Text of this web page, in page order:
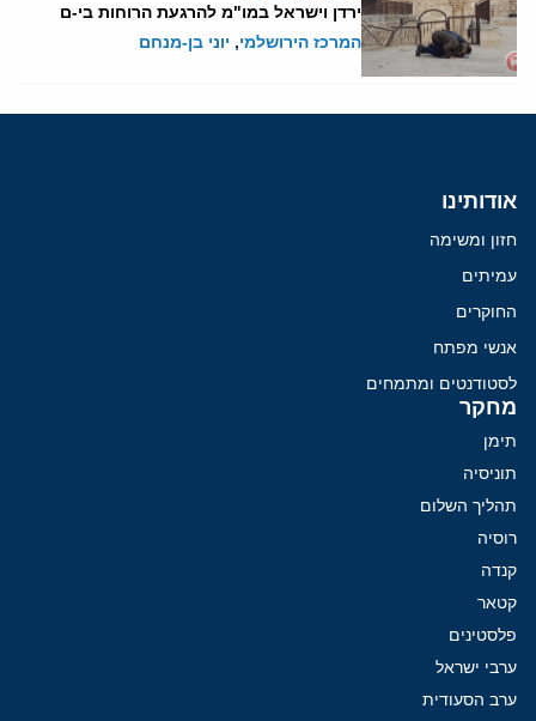
ירדן וישראל במו"מ להרגעת הרוחות בי-ם
המרכז הירושלמי, יוני בן-מנחם
אודותינו
חזון ומשימה
עמיתים
החוקרים
אנשי מפתח
לסטודנטים ומתמחים
מחקר
תימן
תוניסיה
תהליך השלום
רוסיה
קנדה
קטאר
פלסטינים
ערבי ישראל
ערב הסעודית